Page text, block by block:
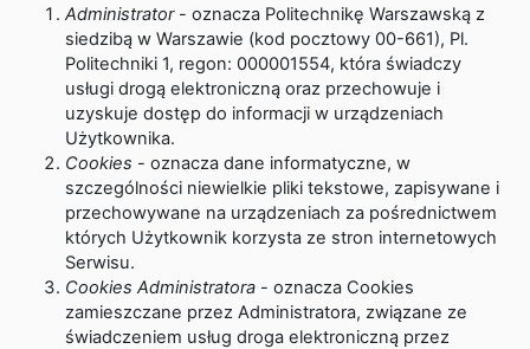
Administrator- oznacza Politechnikę Warszawską z
siedzibą w Warszawie (kod pocztowy 00-661), Pl.
Politechniki 1, regon: 000001554, która świadczy
usługi drogą elektroniczną oraz przechowuje i
uzyskuje dostęp do informacji w urządzeniach
Użytkownika.
Cookies - oznacza dane informatyczne, w
szczególności niewielkie pliki tekstowe, zapisywane i
przechowywane na urządzeniach za pośrednictwem
których Użytkownik korzysta ze stron internetowych
Serwisu.
Cookies Administratora - oznacza Cookies
zamieszczane przez Administratora, związane ze
świadczeniem usług droga elektroniczną przez